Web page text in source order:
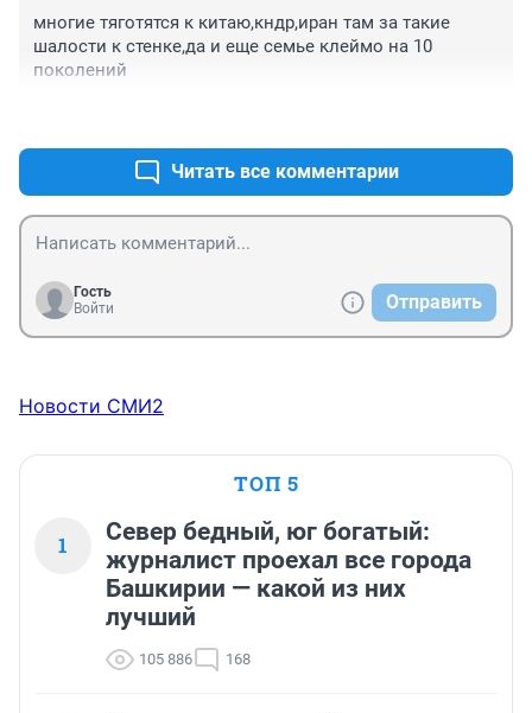
многие тяготятся к китаю,кндр,иран там за такие
шалости к стенке,да и еще семье клеймо на 10
поколений
Читать все комментарии
Гость
Войти
Отправить
Новости СМИ2
ТОП 5
1
Север бедный, юг богатый:
журналист проехал все города
Башкирии — какой из них
лучший
105 886 168